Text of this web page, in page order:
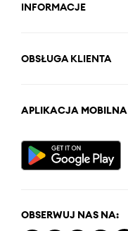
INFORMACJE
OBSŁUGA KLIENTA
APLIKACJA MOBILNA
OBSERWUJ NAS NA: